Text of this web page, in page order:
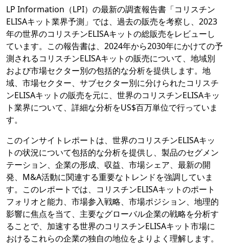
LP Information（LPI）の最新の調査報告書「コリスチン
ELISAキット業界予測」では、過去の販売を考察し、2023
年の世界のコリスチンELISAキットの総販売をレビューし
ています。この報告書は、2024年から2030年にかけての予
測されるコリスチンELISAキットの販売について、地域別
および市場セクター別の包括的な分析を提供します。地
域、市場セクター、サブセクター別に分けられたコリスチ
ンELISAキットの販売を元に、世界のコリスチンELISAキッ
ト業界について、詳細な分析をUS$百万単位で行っていま
す。
このインサイトレポートは、世界のコリスチンELISAキッ
トの状況について包括的な分析を提供し、製品のセグメン
テーション、企業の形成、収益、市場シェア、最新の開
発、M&A活動に関連する重要なトレンドを強調していま
す。このレポートでは、コリスチンELISAキットのポート
フォリオと能力、市場参入戦略、市場ポジション、地理的
影響に焦点を当て、主要なグローバル企業の戦略を分析す
ることで、加速する世界のコリスチンELISAキット市場に
おけるこれらの企業の独自の地位をよりよく理解します。